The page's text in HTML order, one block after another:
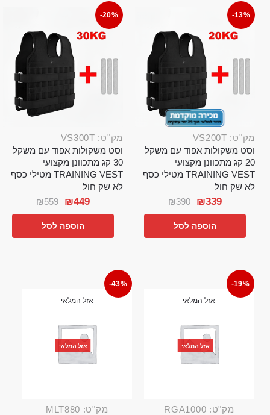
-13%
מק"ט: VS200T
וסט משקולות אפוד עם משקל
20 קג מתכוונן מקצועי
TRAINING VEST מטילי כסף
לא שק חול
₪390 ₪339
הוספה לסל
-20%
מק"ט: VS300T
וסט משקולות אפוד עם משקל
30 קג מתכוונן מקצועי
TRAINING VEST מטילי כסף
לא שק חול
₪559 ₪449
הוספה לסל
-19%
אזל המלאי
אזל המלאי
מק"ט: RGA1000
-43%
אזל המלאי
אזל המלאי
מק"ט: MLT880